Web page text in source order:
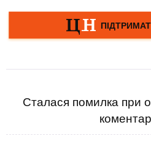
Сталася помилка при